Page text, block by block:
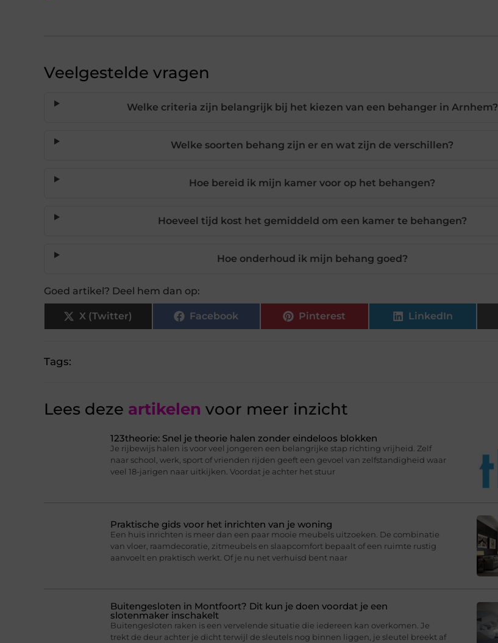
Veelgestelde vragen
Welke criteria zijn belangrijk bij het kiezen van een behanger in Arnhem?
Welke soorten behang zijn er en wat zijn de verschillen?
Hoe bereid ik mijn kamer voor op het behangen?
Hoeveel tijd kost het gemiddeld om een kamer te behangen?
Hoe onderhoud ik mijn behang goed?
Goed artikel? Deel hem dan op:
X (Twitter) Facebook Pinterest LinkedIn
Tags:
Lees deze artikelen voor meer inzicht
123theorie: Snel je theorie halen zonder eindeloos blokken
Je rijbewijs halen is voor veel jongeren een belangrijke stap richting vrijheid. Zelf
naar school, werk, sport of vrienden rijden geeft een gevoel van zelfstandigheid waar
veel 18-jarigen naar uitkijken. Voordat je achter het stuur
Praktische gids voor het inrichten van je woning
Een huis inrichten is meer dan een paar mooie meubels uitzoeken. De combinatie
van vloer, raamdecoratie, zitmeubels en slaapcomfort bepaalt of een ruimte rustig
aanvoelt en praktisch werkt. Of je nu net verhuisd bent naar
Buitengesloten in Montfoort? Dit kun je doen voordat je een
slotenmaker inschakelt
Buitengesloten raken is een vervelende situatie die iedereen kan overkomen. Je
trekt de deur achter je dicht terwijl de sleutels nog binnen liggen, je sleutel breekt af